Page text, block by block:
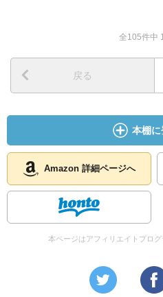
要がある。若いビジネスパー
のアナロジー（類比）によっ
ンスが必要なのです。
存在があり、覇権国家が弱体
訪れるということです。
国家は、自己保存の機能を本
存のためには、暴力を行使する
グローバル経済が浸透した結
拡大し、賃金も下がっていく
ます。国内で社会不安が増大
主義の時代に、国家機能が強
全105件中
戻る
本棚に
Amazon 詳細ページへ
本ページはアフィリエイトプロ